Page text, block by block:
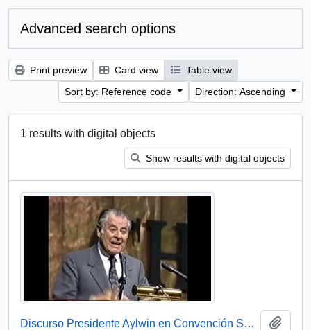
Advanced search options
Print preview Card view
Table view
Sort by: Reference code
Direction: Ascending
1 results with digital objects
Show results with digital objects
Discurso Presidente Aylwin en Convención Santiago: Video